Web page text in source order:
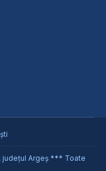
, județul Argeș *** Toate